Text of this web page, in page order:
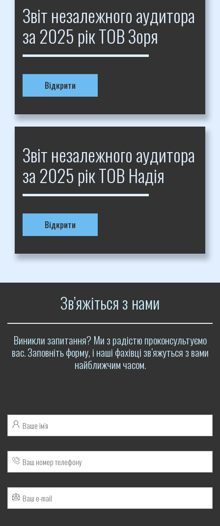
Звіт незалежного аудитора
за 2025 рік ТОВ Зоря
Відкрити
Звіт незалежного аудитора
за 2025 рік ТОВ Надія
Відкрити
Зв’яжіться з нами
Виникли запитання? Ми з радістю проконсультуємо
вас. Заповніть форму, і наші фахівці зв’яжуться з вами
найближчим часом.